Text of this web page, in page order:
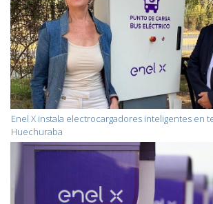
Enel X instala electrocargadores inteligentes en
Huechuraba